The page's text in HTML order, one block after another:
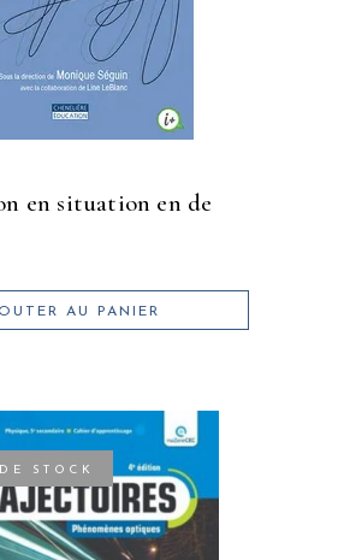
AU PANIER
STOCK